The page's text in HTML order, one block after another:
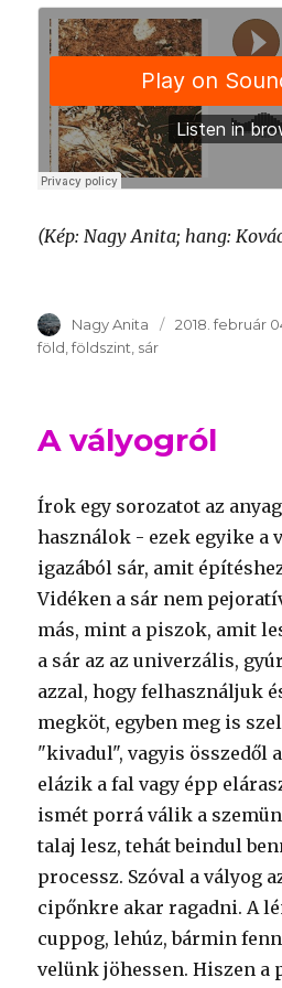
(Kép: Nagy Anita; hang:
Szerző
Nagy Anita Publikálva
2018. február
föld földszint sár
A vályogról
Írok egy sorozatot az
használok - ezek egyike a
igazából sár, amit
Vidéken a sár nem
más, mint a piszok, amit
a sár az az univerzális,
azzal, hogy felhasználjuk
megköt, egyben meg is
"kivadul", vagyis összedől
elázik a fal vagy épp
ismét porrá válik a
talaj lesz, tehát beindul
processz. Szóval a vályog
cipőnkre akar ragadni. A
cuppog, lehúz, bármin
velünk jöhessen. Hiszen a